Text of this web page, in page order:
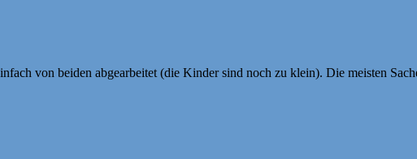
von beiden abgearbeitet (die Kinder sind noch zu klein). Die meisten